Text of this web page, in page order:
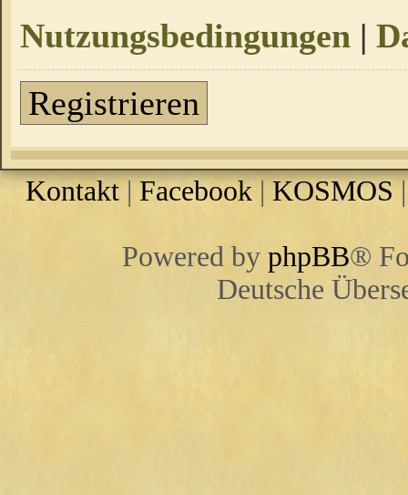
Nutzungsbedingungen |
Registrieren
Kontakt | Facebook |KOSMOS
Powered by phpBB®
Deutsche